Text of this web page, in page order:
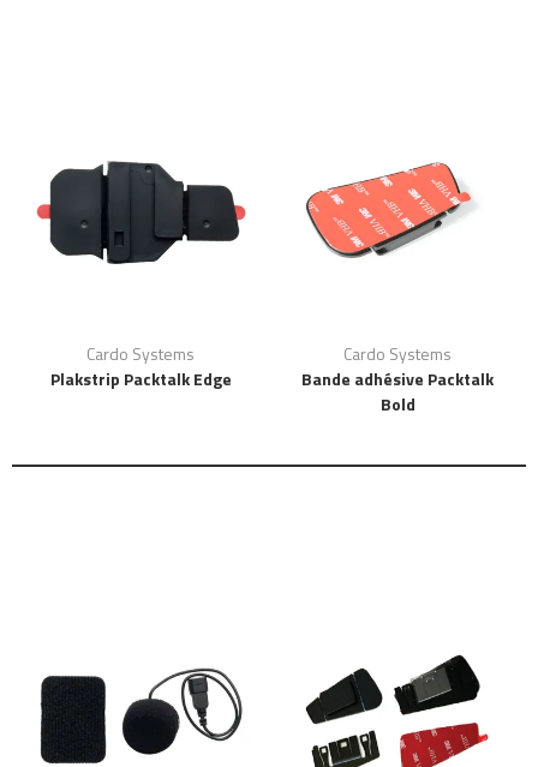
Cardo Systems
Plakstrip Packtalk Edge
Cardo Systems
Bande adhésive Packtalk
Bold